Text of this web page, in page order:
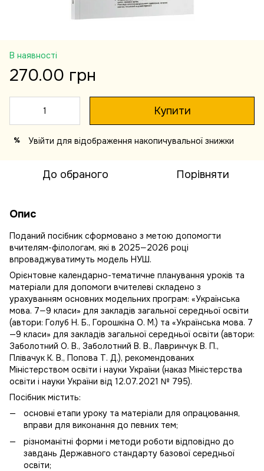
В наявності
270.00 грн
Купити
% Увійти для відображення накопичувальної знижки
До обраного Порівняти
Опис
Поданий посібник сформовано з метою допомогти
вчителям-філологам, які в 2025—2026 році
впроваджуватимуть модель НУШ.
Орієнтовне календарно-тематичне планування уроків та
матеріали для допомоги вчителеві складено з
урахуванням основних модельних програм: «Українська
мова. 7—9 класи» для закладів загальної середньої освіти
(автори: Голуб Н. Б., Горошкіна О. М.) та «Українська мова. 7
—9 класи» для закладів загальної середньої освіти (автори:
Заболотний О. В., Заболотний В. В., Лавринчук В. П.,
Плівачук К. В., Попова Т. Д.), рекомендованих
Міністерством освіти і науки України (наказ Міністерства
освіти і науки України від 12.07.2021 № 795).
Посібник містить:
основні етапи уроку та матеріали для опрацювання,
вправи для виконання до певних тем;
різноманітні форми і методи роботи відповідно до
завдань Державного стандарту базової середньої
освіти;